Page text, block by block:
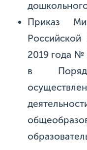
Приказ
2019 года №
в